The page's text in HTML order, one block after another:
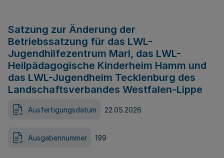
Satzung zur Änderung der
Betriebssatzung für das LWL-
Jugendhilfezentrum Marl, das LWL-
Heilpädagogische Kinderheim Hamm und
das LWL-Jugendheim Tecklenburg des
Landschaftsverbandes Westfalen-Lippe
Ausfertigungsdatum 22.05.2026
Ausgabennummer 199